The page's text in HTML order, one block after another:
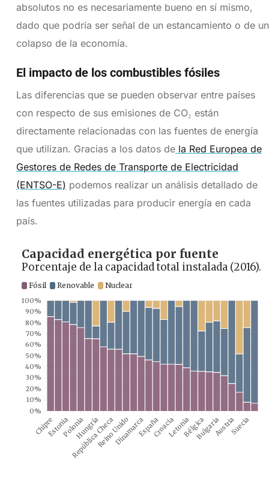
absolutos no es necesariamente bueno en sí mismo,
dado que podría ser señal de un estancamiento o de un
colapso de la economía.
El impacto de los combustibles fósiles
Las diferencias que se pueden observar entre países
con respecto de sus emisiones de CO₂ están
directamente relacionadas con las fuentes de energía
que utilizan. Gracias a los datos dela Red Europea de
Gestores de Redes de Transporte de Electricidad
(ENTSO-E) podemos realizar un análisis detallado de
las fuentes utilizadas para producir energía en cada
país.